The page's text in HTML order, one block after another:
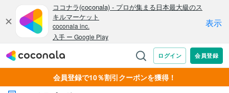
会員登録で10％割引クーポンを獲得！